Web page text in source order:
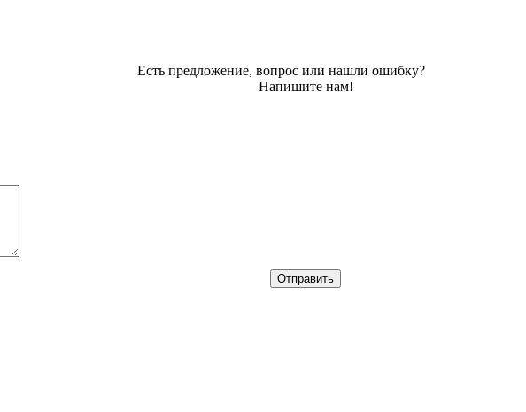
Есть предложение, вопрос или нашли ошибку?
Напишите нам!